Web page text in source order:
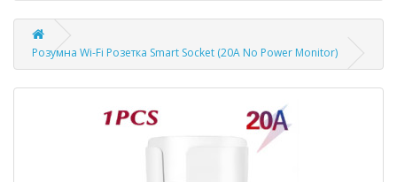
Розумна Wi-Fi Розетка Smart Socket (20A No Power Monitor)